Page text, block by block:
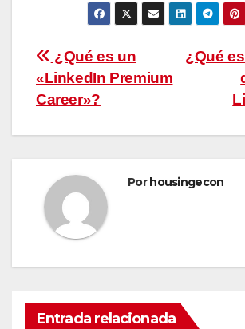
Navegación
de
entradas
¿Qué
¿Qué es un
«LinkedIn Premium
Career»?
Porhousingecon
Entrada relacionada